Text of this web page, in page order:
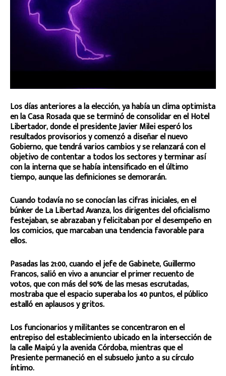
Los días anteriores a la elección, ya había un clima optimista
en la Casa Rosada que se terminó de consolidar en el Hotel
Libertador, donde el presidente Javier Milei esperó los
resultados provisorios y comenzó a diseñar el nuevo
Gobierno, que tendrá varios cambios y se relanzará con el
objetivo de contentar a todos los sectores y terminar así
con la interna que se había intensificado en el último
tiempo, aunque las definiciones se demorarán.
Cuando todavía no se conocían las cifras iniciales, en el
búnker de La Libertad Avanza, los dirigentes del oficialismo
festejaban, se abrazaban y felicitaban por el desempeño en
los comicios, que marcaban una tendencia favorable para
ellos.
Pasadas las 21:00, cuando el jefe de Gabinete, Guillermo
Francos, salió en vivo a anunciar el primer recuento de
votos, que con más del 90% de las mesas escrutadas,
mostraba que el espacio superaba los 40 puntos, el público
estalló en aplausos y gritos.
Los funcionarios y militantes se concentraron en el
entrepiso del establecimiento ubicado en la intersección de
la calle Maipú y la avenida Córdoba, mientras que el
Presiente permaneció en el subsuelo junto a su círculo
íntimo.